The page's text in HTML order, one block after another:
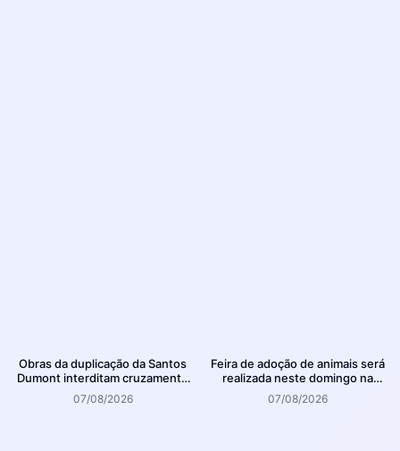
Obras da duplicação da Santos
Dumont interditam cruzamento
com a rua Otto Nass
07/08/2026
Feira de adoção de animais será
realizada neste domingo na
Arena Joinville
07/08/2026